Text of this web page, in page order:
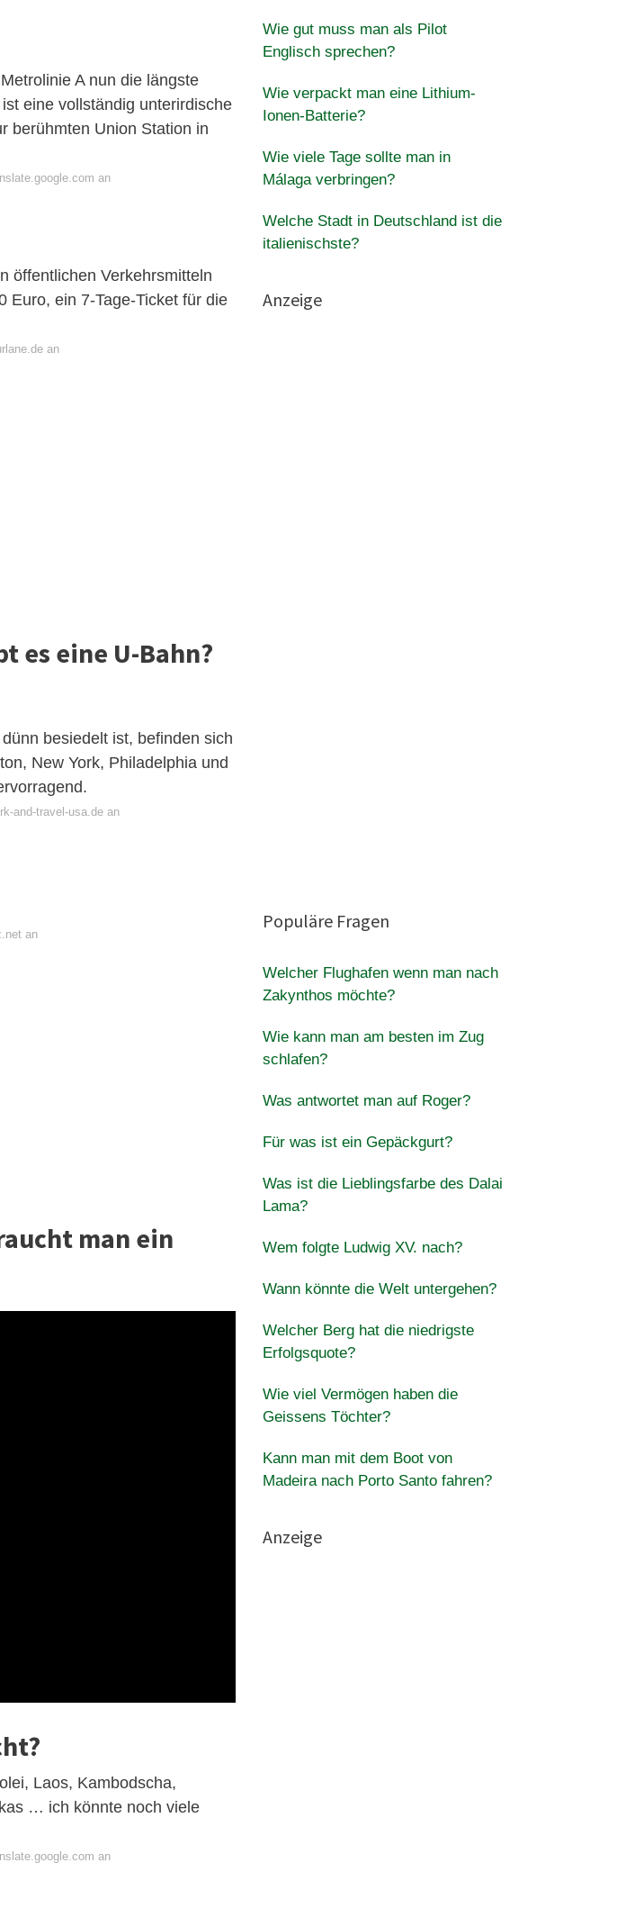
A nun die längste
eine vollständig unterirdische
berühmten Union Station in
an
öffentlichen Verkehrsmitteln
Euro, ein 7-Tage-Ticket für die
an
es eine U-Bahn?
besiedelt ist, befinden sich
New York, Philadelphia und
and-travel-usa.de an
an
man ein
Laos, Kambodscha,
… ich könnte noch viele
an
Wie gut muss man als Pilot
Englisch sprechen?
Wie verpackt man eine Lithium-
Ionen-Batterie?
Wie viele Tage sollte man in
Málaga verbringen?
Welche Stadt in Deutschland ist die
italienischste?
Anzeige
Populäre Fragen
Welcher Flughafen wenn man nach
Zakynthos möchte?
Wie kann man am besten im Zug
schlafen?
Was antwortet man auf Roger?
Für was ist ein Gepäckgurt?
Was ist die Lieblingsfarbe des Dalai
Lama?
Wem folgte Ludwig XV. nach?
Wann könnte die Welt untergehen?
Welcher Berg hat die niedrigste
Erfolgsquote?
Wie viel Vermögen haben die
Geissens Töchter?
Kann man mit dem Boot von
Madeira nach Porto Santo fahren?
Anzeige